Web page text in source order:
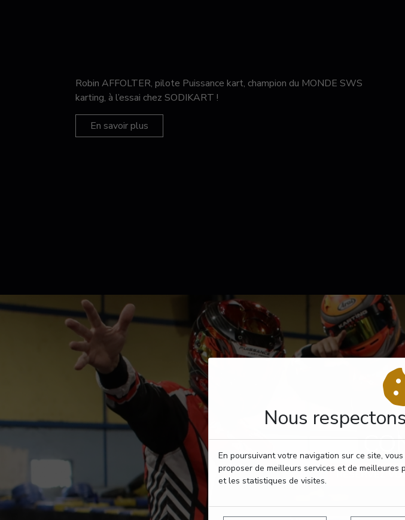
Nous
En poursuivant votre navigation sur ce site,
proposer de meilleurs services et de
et les statistiques de visites.
Robin AFFOLTER, pilote Puissance kart, champion du MONDE SWS
karting, à l’essai chez SODIKART !
En savoir plus
RÉSERVEZ